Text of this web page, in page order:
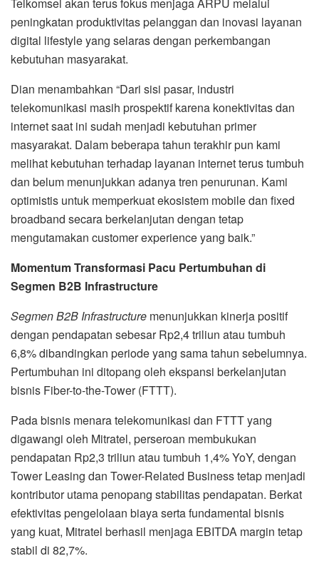
Telkomsel akan terus fokus menjaga ARPU melalui
peningkatan produktivitas pelanggan dan inovasi layanan
digital lifestyle yang selaras dengan perkembangan
kebutuhan masyarakat.
Dian menambahkan “Dari sisi pasar, industri
telekomunikasi masih prospektif karena konektivitas dan
internet saat ini sudah menjadi kebutuhan primer
masyarakat. Dalam beberapa tahun terakhir pun kami
melihat kebutuhan terhadap layanan internet terus tumbuh
dan belum menunjukkan adanya tren penurunan. Kami
optimistis untuk memperkuat ekosistem mobile dan fixed
broadband secara berkelanjutan dengan tetap
mengutamakan customer experience yang baik.”
Momentum Transformasi Pacu Pertumbuhan di
Segmen B2B Infrastructure
Segmen B2B Infrastructure menunjukkan kinerja positif
dengan pendapatan sebesar Rp2,4 triliun atau tumbuh
6,8% dibandingkan periode yang sama tahun sebelumnya.
Pertumbuhan ini ditopang oleh ekspansi berkelanjutan
bisnis Fiber-to-the-Tower (FTTT).
Pada bisnis menara telekomunikasi dan FTTT yang
digawangi oleh Mitratel, perseroan membukukan
pendapatan Rp2,3 triliun atau tumbuh 1,4% YoY, dengan
Tower Leasing dan Tower-Related Business tetap menjadi
kontributor utama penopang stabilitas pendapatan. Berkat
efektivitas pengelolaan biaya serta fundamental bisnis
yang kuat, Mitratel berhasil menjaga EBITDA margin tetap
stabil di 82,7%.